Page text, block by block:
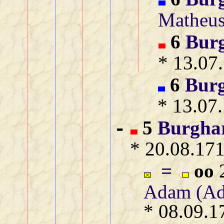
6
*
6
*
- 5
*
=
oo
Adam
*